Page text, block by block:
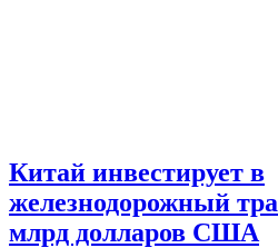
Китай инвестирует в
железнодорожный
млрд долларов США